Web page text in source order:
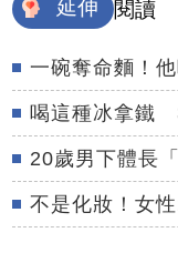
延伸 閱讀
一碗奪命麵！
喝這種冰拿鐵
20歲男下體長
不是化妝！女